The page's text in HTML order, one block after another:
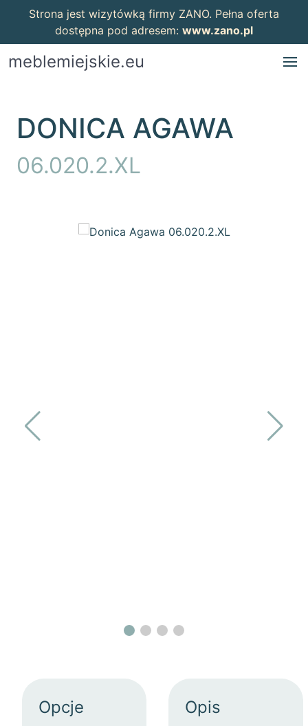
Strona jest wizytówką firmy ZANO. Pełna oferta
dostępna pod adresem: www.zano.pl
meblemiejskie.eu
DONICA AGAWA
06.020.2.XL
Opcje Opis